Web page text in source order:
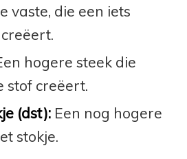
vaste, die een iets
hogere steek die
stof creëert.
(dst):Een nog hogere
stokje.